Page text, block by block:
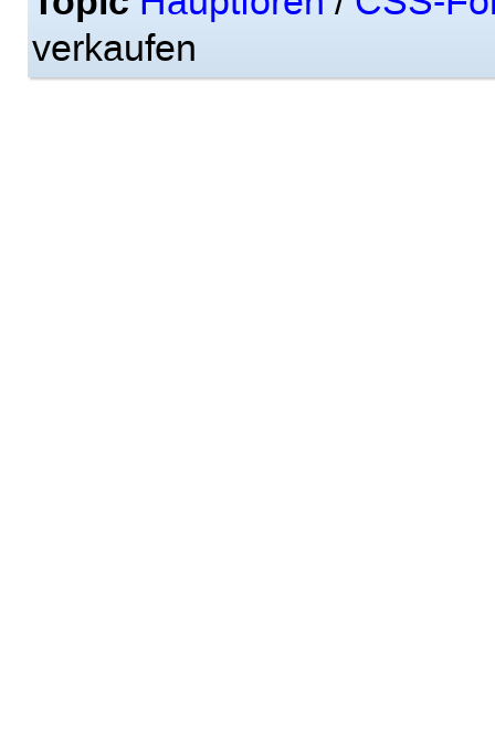
verkaufen